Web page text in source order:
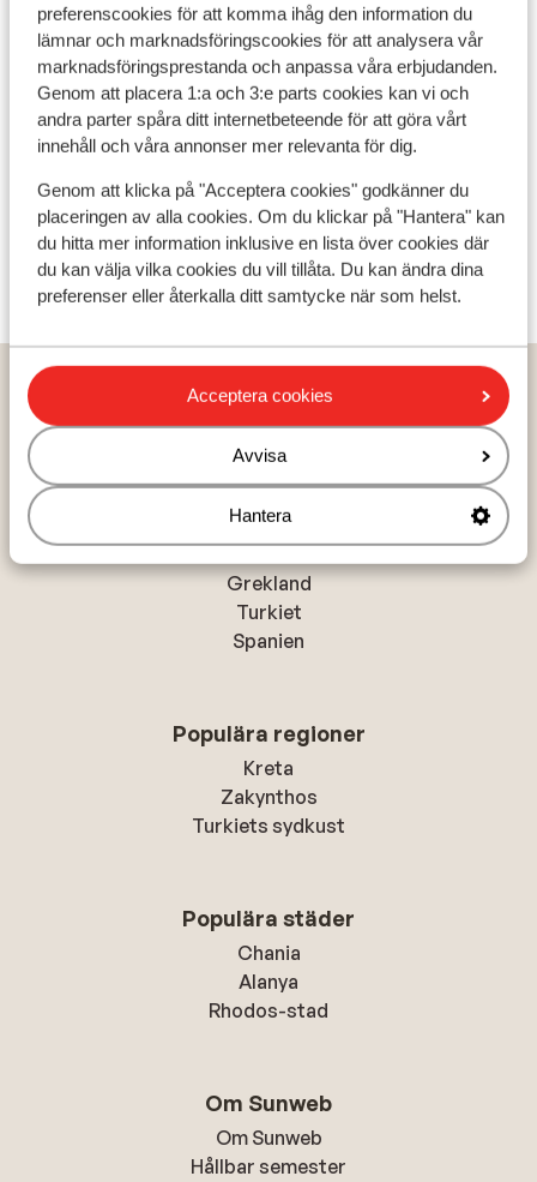
preferenscookies för att komma ihåg den information du
lämnar och marknadsföringscookies för att analysera vår
marknadsföringsprestanda och anpassa våra erbjudanden.
Genom att placera 1:a och 3:e parts cookies kan vi och
andra parter spåra ditt internetbeteende för att göra vårt
innehåll och våra annonser mer relevanta för dig.
Genom att klicka på "Acceptera cookies" godkänner du
placeringen av alla cookies. Om du klickar på "Hantera" kan
du hitta mer information inklusive en lista över cookies där
du kan välja vilka cookies du vill tillåta. Du kan ändra dina
preferenser eller återkalla ditt samtycke när som helst.
Acceptera cookies
Avvisa
Hantera
Visa alla 0 omdömen
Hem
Makarska
Populära länder
Grekland
Turkiet
Spanien
Populära regioner
Kreta
Zakynthos
Turkiets sydkust
Populära städer
Chania
Alanya
Rhodos-stad
Om Sunweb
Om Sunweb
Hållbar semester